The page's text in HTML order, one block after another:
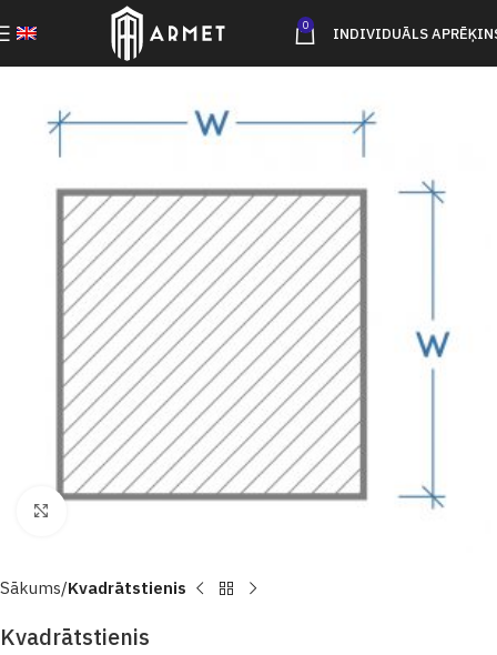
0 INDIVIDUĀLS
Sākums Kvadrātstienis
Kvadrātstienis